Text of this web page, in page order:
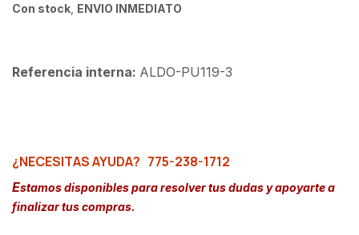
Con stock ENVIO INMEDIATO
Referencia interna: ALDO-PU119-3
¿NECESITAS AYUDA? 775-238-1712
Estamos disponibles para resolver tus dudas y apoyarte a
finalizar tus compras.